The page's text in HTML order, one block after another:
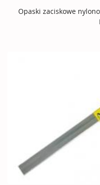
Opaski zaciskowe